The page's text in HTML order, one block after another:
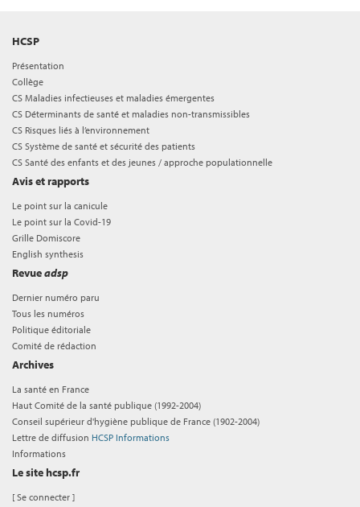
HCSP
Présentation
Collège
CS Maladies infectieuses et maladies émergentes
CS Déterminants de santé et maladies non-transmissibles
CS Risques liés à l’environnement
CS Système de santé et sécurité des patients
CS Santé des enfants et des jeunes / approche populationnelle
Avis et rapports
Le point sur la canicule
Le point sur la Covid-19
Grille Domiscore
English synthesis
Revueadsp
Dernier numéro paru
Tous les numéros
Politique éditoriale
Comité de rédaction
Archives
La santé en France
Haut Comité de la santé publique (1992-2004)
Conseil supérieur d'hygiène publique de France (1902-2004)
Lettre de diffusion HCSP Informations
Informations
Le site hcsp.fr
[Se connecter ]